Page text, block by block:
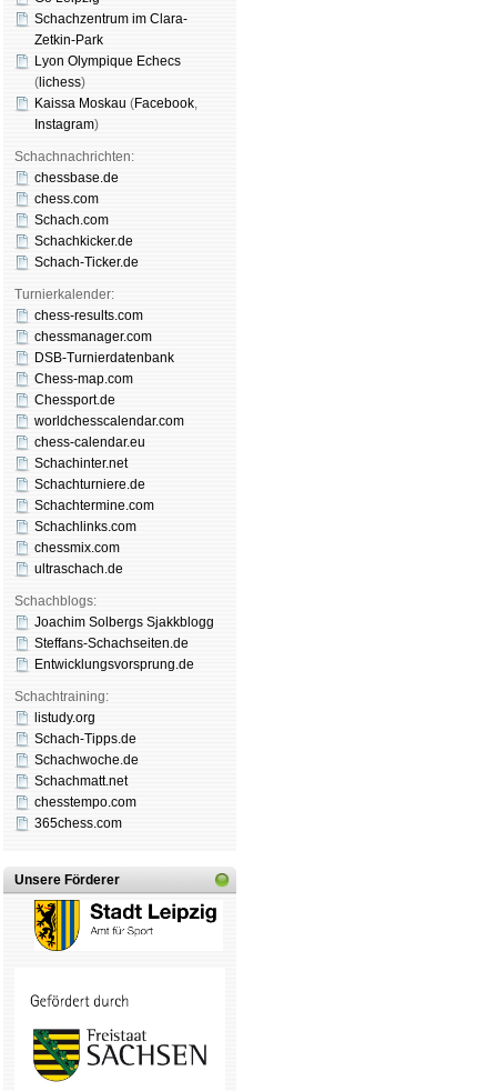
Schachzentrum im Clara-
Zetkin-Park
Lyon Olympique Echecs
( lichess)
Kaissa Moskau (Face­book,
Insta­gram)
Schachnachrichten:
chessbase.de
chess.com
Schach.com
Schachkicker.de
Schach-Ticker.de
Turnierkalender:
chess-results.com
chessmanager.com
DSB-Turnierdatenbank
Chess-map.com
Chessport.de
worldchesscalendar.com
chess-calendar.eu
Schachinter.net
Schachturniere.de
Schachtermine.com
Schachlinks.com
chessmix.com
ultraschach.de
Schachblogs:
Joachim Solbergs Sjakkblogg
Steffans-Schachseiten.de
Entwicklungsvorsprung.de
Schachtraining:
listudy.org
Schach-Tipps.de
Schachwoche.de
Schachmatt.net
chesstempo.com
365chess.com
Unsere Förderer